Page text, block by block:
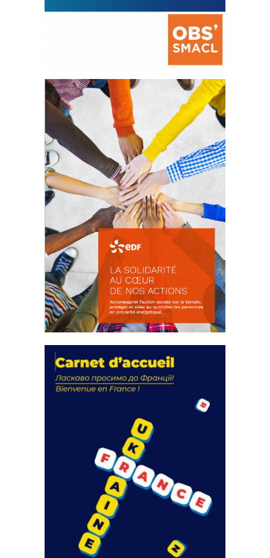
La prévention des conflits
d’intérêts
18 septembre 2023
FEUILLETER
actions
18 septembre 2023
FEUILLETER